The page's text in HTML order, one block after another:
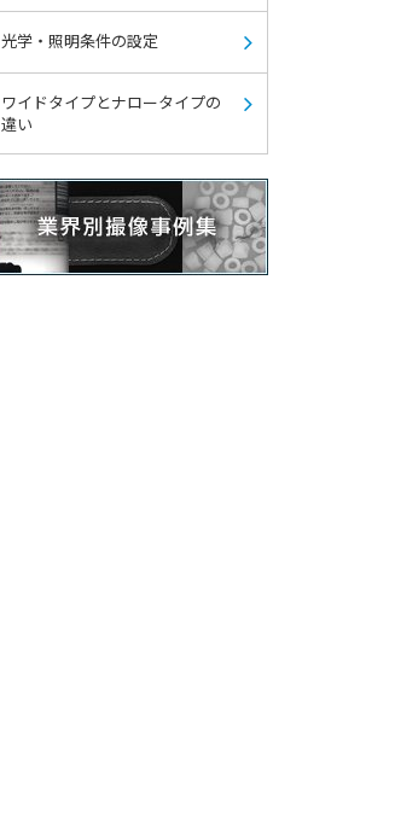
光学・照明条件の設定
ワイドタイプとナロータイプの
違い